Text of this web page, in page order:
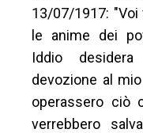
13/07/1917:
le anime dei
Iddio
devozione al
operassero ciò
verrebbero